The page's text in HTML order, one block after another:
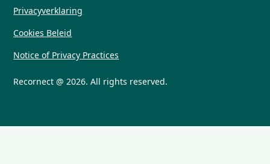
Recornect @ 2026. All rights reserved.
Privacyverklaring
Cookies Beleid
Notice of Privacy Practices